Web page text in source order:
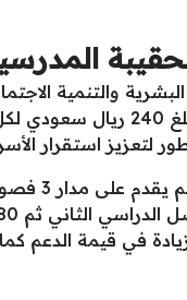
المدرسية
والتنمية
الثالث ويكون
لتعزيز استقرار
زيادة في قيمة الدعم